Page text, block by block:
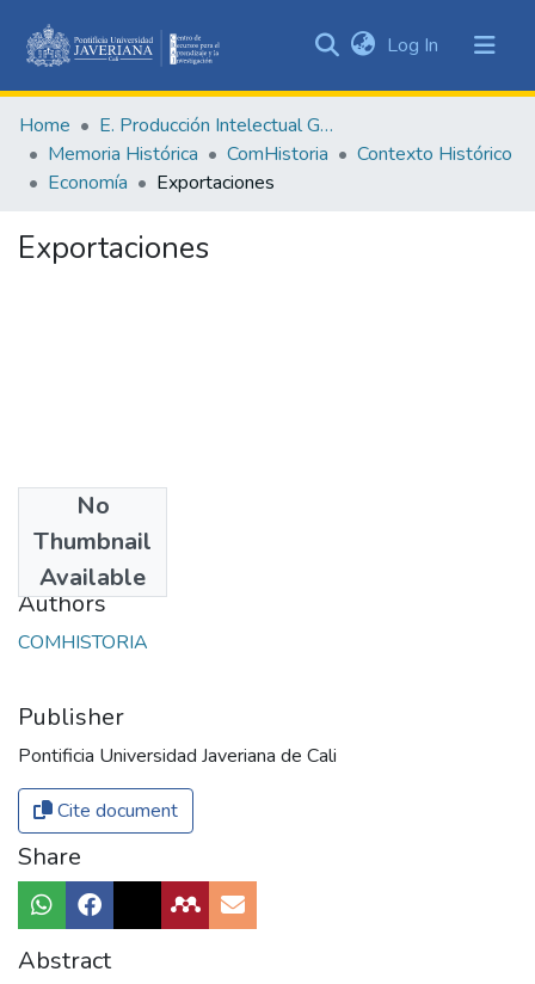
&
Collections
All of DSpace
Log In (current)
Home
E. Producción Intelectual General
Memoria Histórica
ComHistoria
Contexto Histórico
Economía
Exportaciones
Exportaciones
No
Thumbnail
Available
2017
Authors
COMHISTORIA
Publisher
Pontificia Universidad Javeriana de Cali
Cite document
Share
Abstract